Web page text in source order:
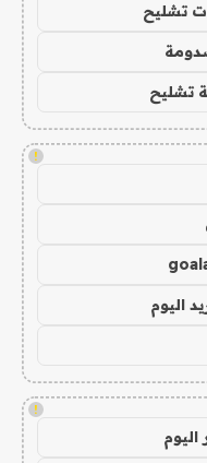
تشليح
تشليح
!
اليوم
!